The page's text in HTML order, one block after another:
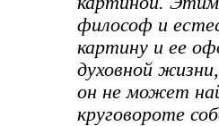
философ и
картину и ее
духовной
он не может
круговороте